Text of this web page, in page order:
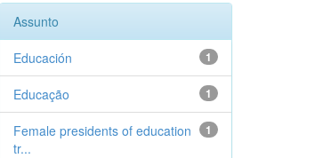
Assunto
1
Educación
1
Educação
1
Female presidents of education
tr...